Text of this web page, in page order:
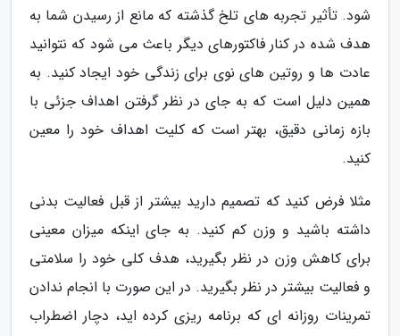
شود. تأثیر تجربه های تلخ گذشته که مانع از رسیدن شما به
هدف شده در کنار فاکتورهای دیگر باعث می شود که نتوانید
عادت ها و روتین های نوی برای زندگی خود ایجاد کنید. به
همین دلیل است که به جای در نظر گرفتن اهداف جزئی با
بازه زمانی دقیق، بهتر است که کلیت اهداف خود را معین
کنید.
مثلا فرض کنید که تصمیم دارید بیشتر از قبل فعالیت بدنی
داشته باشید و وزن کم کنید. به جای اینکه میزان معینی
برای کاهش وزن در نظر بگیرید، هدف کلی خود را سلامتی
و فعالیت بیشتر در نظر بگیرید. در این صورت با انجام ندادن
تمرینات روزانه ای که برنامه ریزی کرده اید، دچار اضطراب